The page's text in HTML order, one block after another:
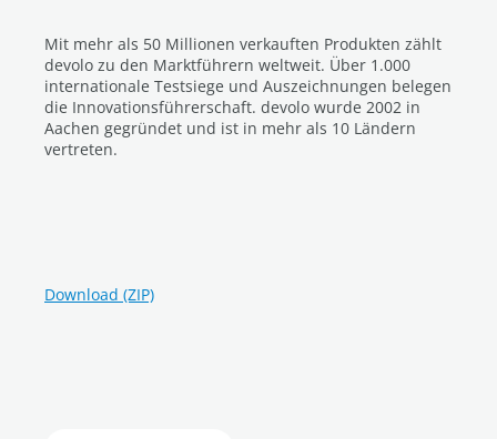
Mit mehr als 50 Millionen verkauften Produkten zählt
devolo zu den Marktführern weltweit. Über 1.000
internationale Testsiege und Auszeichnungen belegen
die Innovationsführerschaft. devolo wurde 2002 in
Aachen gegründet und ist in mehr als 10 Ländern
vertreten.
Download (ZIP)